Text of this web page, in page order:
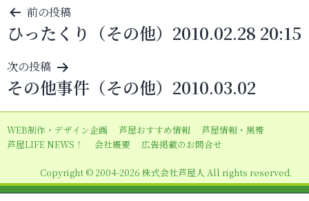
投
稿
ナ
ビ
ゲ
ー
シ
ン
前の投稿
ひったくり（その他）2010.02.28 20:15
次の投稿
その他事件（その他）2010.03.02
WEB制作・デザイン企画 芦屋おすすめ情報
芦屋情報・黒帯
芦屋LIFE NEWS！
会社概要 広告掲載のお問合せ
Copyright © 2004-2026 株式会社芦屋人 All rights reserved.